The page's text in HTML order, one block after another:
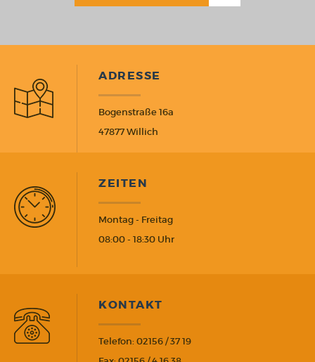
ADRESSE
Bogenstraße 16a
47877 Willich
ZEITEN
Montag - Freitag
08:00 - 18:30 Uhr
KONTAKT
Telefon: 02156 / 37 19